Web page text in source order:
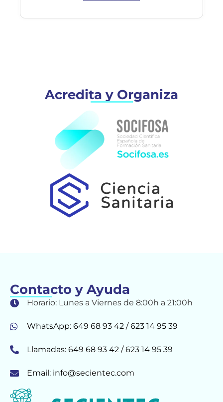
Acredita y Organiza
Contacto y Ayuda
Horario: Lunes a Viernes de 8:00h a 21:00h
WhatsApp: 649 68 93 42 / 623 14 95 39
Llamadas: 649 68 93 42 / 623 14 95 39
Email: info@secientec.com